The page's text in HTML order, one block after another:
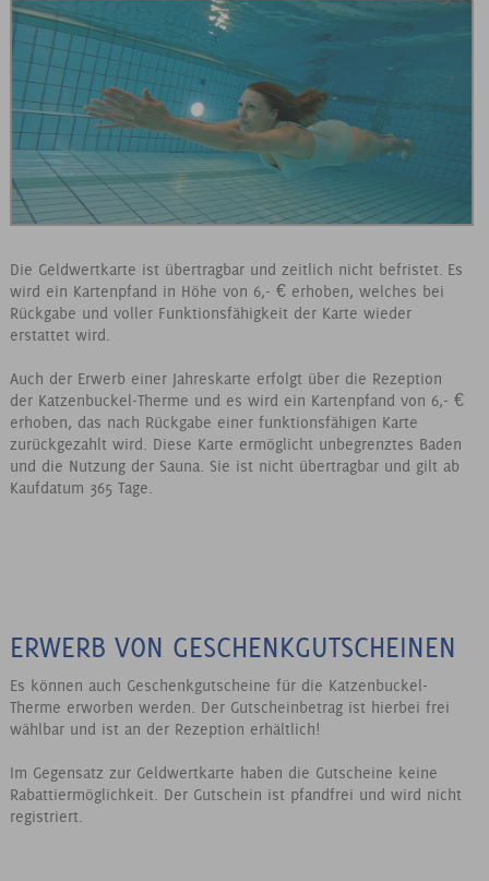
Die Geldwertkarte ist übertragbar und zeitlich nicht befristet. Es
wird ein Kartenpfand in Höhe von 6,- € erhoben, welches bei
Rückgabe und voller Funktionsfähigkeit der Karte wieder
erstattet wird.
Auch der Erwerb einer Jahreskarte erfolgt über die Rezeption
der Katzenbuckel-Therme und es wird ein Kartenpfand von 6,- €
erhoben, das nach Rückgabe einer funktionsfähigen Karte
zurückgezahlt wird. Diese Karte ermöglicht unbegrenztes Baden
und die Nutzung der Sauna. Sie ist nicht übertragbar und gilt ab
Kaufdatum 365 Tage.
ERWERB VON GESCHENKGUTSCHEINEN
Es können auch Geschenkgutscheine für die Katzenbuckel-
Therme erworben werden. Der Gutscheinbetrag ist hierbei frei
wählbar und ist an der Rezeption erhältlich!
Im Gegensatz zur Geldwertkarte haben die Gutscheine keine
Rabattiermöglichkeit. Der Gutschein ist pfandfrei und wird nicht
registriert.